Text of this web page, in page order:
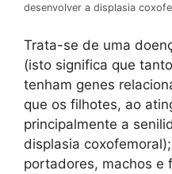
desenvolver a displasia
Trata-se de uma
(isto significa que
tenham genes
que os filhotes, ao
principalmente a
displasia
portadores, machos e